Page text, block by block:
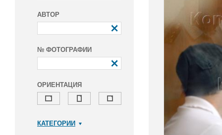
АВТОР
№ ФОТОГРАФИИ
ОРИЕНТАЦИЯ
КАТЕГОРИИ